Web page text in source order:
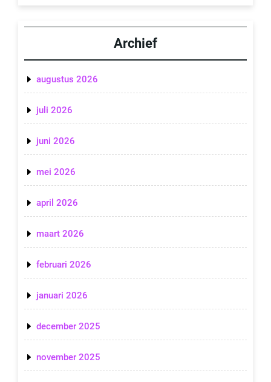
Archief
augustus 2026
juli 2026
juni 2026
mei 2026
april 2026
maart 2026
februari 2026
januari 2026
december 2025
november 2025